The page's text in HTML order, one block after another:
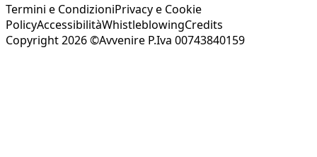
Termini e CondizioniPrivacy e Cookie
PolicyAccessibilitàWhistleblowingCredits
Copyright 2026 ©Avvenire P.Iva 00743840159